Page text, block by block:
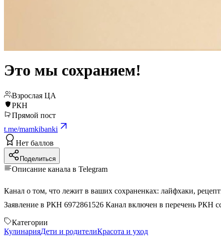
Это мы сохраняем!
Взрослая ЦА
РКН
Прямой пост
t.me/mamkibanki
Нет баллов
Поделиться
Описание канала в Telegram
Заявление в РКН 6972861526 Канал включен в перечень РКН
Категории
КулинарияДети и родителиКрасота и уход